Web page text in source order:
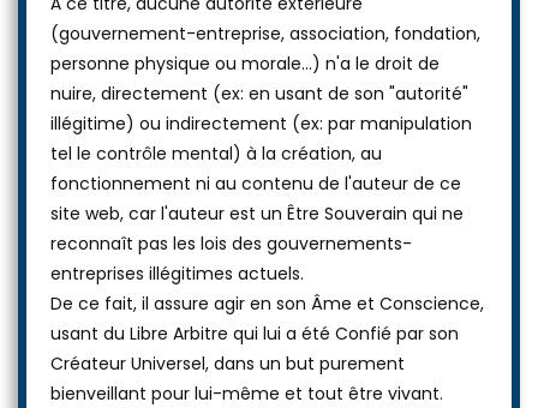
(gouvernement-entreprise, association, fondation,
personne physique ou morale...) n'a le droit de
nuire, directement (ex: en usant de son "autorité"
illégitime) ou indirectement (ex: par manipulation
tel le contrôle mental) à la création, au
fonctionnement ni au contenu de l'auteur de ce
site web, car l'auteur est un Être Souverain qui ne
reconnaît pas les lois des gouvernements-
entreprises illégitimes actuels.
De ce fait, il assure agir en son Âme et Conscience,
usant du Libre Arbitre qui lui a été Confié par son
Créateur Universel, dans un but purement
bienveillant pour lui-même et tout être vivant.